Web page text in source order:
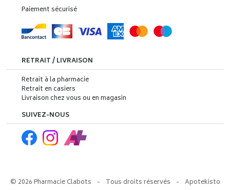
Paiement sécurisé
RETRAIT / LIVRAISON
Retrait à la pharmacie
Retrait en casiers
Livraison chez vous ou en magasin
SUIVEZ-NOUS
© 2026 Pharmacie Clabots - Tous droits réservés - Apotekisto